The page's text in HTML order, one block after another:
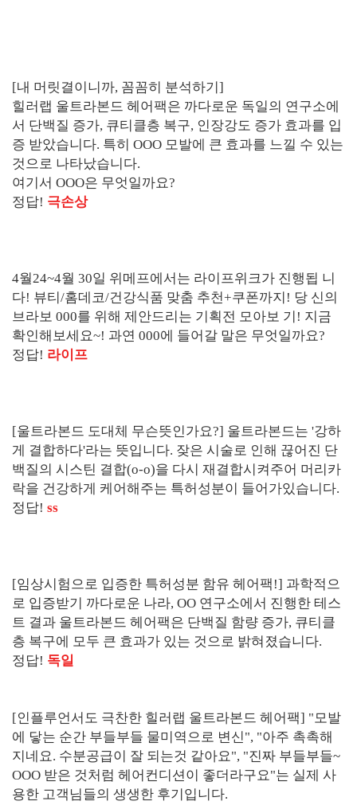
[내 머릿결이니까, 꼼꼼히 분석하기]
힐러랩 울트라본드 헤어팩은 까다로운 독일의 연구소에
서 단백질 증가, 큐티클층 복구, 인장강도 증가 효과를 입
증 받았습니다. 특히 OOO 모발에 큰 효과를 느낄 수 있는
것으로 나타났습니다.
여기서 OOO은 무엇일까요?
정답! 극손상
4월24~4월 30일 위메프에서는 라이프위크가 진행됩 니
다! 뷰티/홈데코/건강식품 맞춤 추천+쿠폰까지! 당 신의
브라보 000를 위해 제안드리는 기획전 모아보 기! 지금
확인해보세요~! 과연 000에 들어갈 말은 무엇일까요?
정답! 라이프
[울트라본드 도대체 무슨뜻인가요?] 울트라본드는 '강하
게 결합하다'라는 뜻입니다. 잦은 시술로 인해 끊어진 단
백질의 시스틴 결합(o-o)을 다시 재결합시켜주어 머리카
락을 건강하게 케어해주는 특허성분이 들어가있습니다.
정답! ss
[임상시험으로 입증한 특허성분 함유 헤어팩!] 과학적으
로 입증받기 까다로운 나라, OO 연구소에서 진행한 테스
트 결과 울트라본드 헤어팩은 단백질 함량 증가, 큐티클
층 복구에 모두 큰 효과가 있는 것으로 밝혀졌습니다.
정답! 독일
[인플루언서도 극찬한 힐러랩 울트라본드 헤어팩] "모발
에 닿는 순간 부들부들 물미역으로 변신", "아주 촉촉해
지네요. 수분공급이 잘 되는것 같아요", "진짜 부들부들~
OOO 받은 것처럼 헤어컨디션이 좋더라구요"는 실제 사
용한 고객님들의 생생한 후기입니다.